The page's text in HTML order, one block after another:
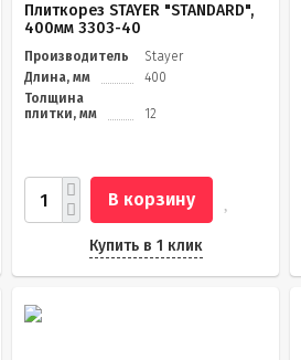
Плиткорез STAYER "STANDARD",
400мм 3303-40
Производитель
Stayer
Длина, мм
400
Толщина
плитки, мм
12
В корзину
Купить в 1 клик